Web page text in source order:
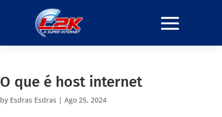
O que é host internet
by Esdras Esdras | Ago 25, 2024